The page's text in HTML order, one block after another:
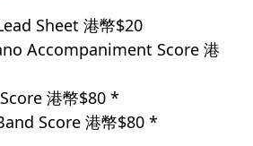
Sheet 港幣$20
Accompaniment Score 港
港幣$80 *
Score 港幣$80 *